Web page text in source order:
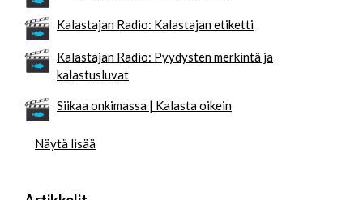
Kalastajan Radio: Kalastajan etiketti
Kalastajan Radio: Pyydysten merkintä ja
kalastusluvat
Siikaa onkimassa | Kalasta oikein
Näytä lisää